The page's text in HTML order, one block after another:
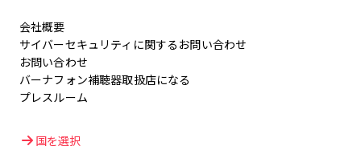
会社概要
サイバーセキュリティに関するお問い合わせ
お問い合わせ
バーナフォン補聴器取扱店になる
プレスルーム
国を選択